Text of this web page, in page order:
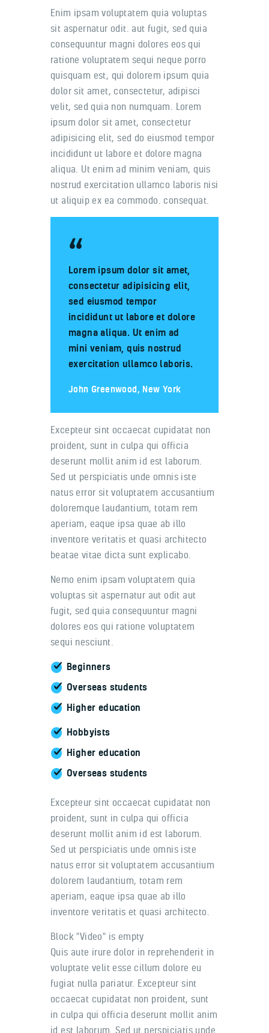
Enim ipsam voluptatem quia voluptas
sit aspernatur odit. aut fugit, sed quia
consequuntur magni dolores eos qui
ratione voluptatem sequi neque porro
quisquam est, qui dolorem ipsum quia
dolor sit amet, consectetur, adipisci
velit, sed quia non numquam. Lorem
ipsum dolor sit amet, consectetur
adipisicing elit, sed do eiusmod tempor
incididunt ut labore et dolore magna
aliqua. Ut enim ad minim veniam, quis
nostrud exercitation ullamco laboris nisi
ut aliquip ex ea commodo. consequat.
Lorem ipsum dolor sit amet,
consectetur adipisicing elit,
sed eiusmod tempor
incididunt ut labore et dolore
magna aliqua. Ut enim ad
mini veniam, quis nostrud
exercitation ullamco laboris.
John Greenwood, New York
Excepteur sint occaecat cupidatat non
proident, sunt in culpa qui officia
deserunt mollit anim id est laborum.
Sed ut perspiciatis unde omnis iste
natus error sit voluptatem accusantium
doloremque laudantium, totam rem
aperiam, eaque ipsa quae ab illo
inventore veritatis et quasi architecto
beatae vitae dicta sunt explicabo.
Nemo enim ipsam voluptatem quia
voluptas sit aspernatur aut odit aut
fugit, sed quia consequuntur magni
dolores eos qui ratione voluptatem
sequi nesciunt.
Beginners
Overseas students
Higher education
Hobbyists
Higher education
Overseas students
Excepteur sint occaecat cupidatat non
proident, sunt in culpa qui officia
deserunt mollit anim id est laborum.
Sed ut perspiciatis unde omnis iste
natus error sit voluptatem accusantium
dolorem laudantium, totam rem
aperiam, eaque ipsa quae ab illo
inventore veritatis et quasi architecto.
Block "Video" is empty
Quis aute irure dolor in reprehenderit in
voluptate velit esse cillum dolore eu
fugiat nulla pariatur. Excepteur sint
occaecat cupidatat non proident, sunt
in culpa qui officia deserunt mollit anim
id est laborum. Sed ut perspiciatis unde